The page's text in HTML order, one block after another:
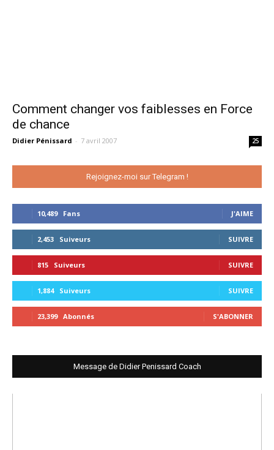
Comment changer vos faiblesses en Force
de chance
Didier Pénissard - 7 avril 2007 25
Rejoignez-moi sur Telegram !
10,489 Fans J'AIME
2,453 Suiveurs SUIVRE
815 Suiveurs SUIVRE
1,884 Suiveurs SUIVRE
23,399 Abonnés S'ABONNER
Message de Didier Penissard Coach